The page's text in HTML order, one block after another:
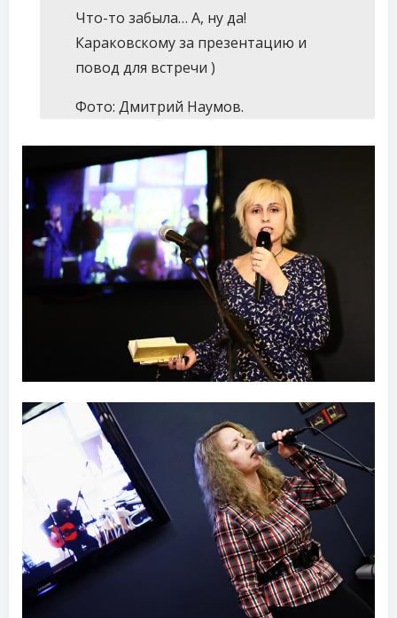
Что-то забыла… А, ну да!
Караковскому за презентацию и
повод для встречи )
Фото: Дмитрий Наумов.